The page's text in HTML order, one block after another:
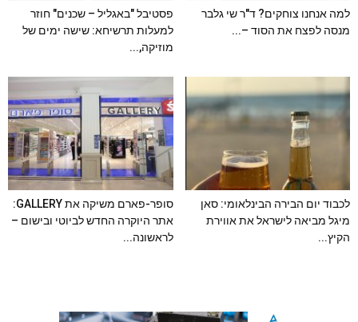
למה אנחנו צוחקים? ד"ר שי גלבר
מנסה לפצח את הסוד –...
פסטיבל "באגליל – שכנים" חוזר
למעלות תרשיחא: שישה ימים של
מוזיקה,...
לכבוד יום הבירה הבינלאומי: סאן
מיגל מביאה לישראל את אווירת
הקיץ...
סופר-פארם משיקה את GALLERY:
אתר היוקרה החדש לביוטי ובישום –
לראשונה...